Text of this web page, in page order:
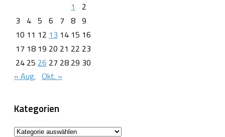
1
2
3
4 5 6 7 8 9
10 11 12 13 14 15 16
17 18 19 20 21 22 23
24 25 26 27 28 29 30
« Aug. Okt. »
Kategorien
Kategorien